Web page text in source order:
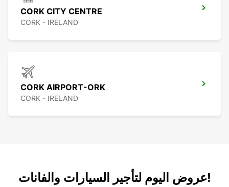
CORK CITY CENTRE
CORK - IRELAND
CORK AIRPORT-ORK
CORK - IRELAND
عروض اليوم لتأجير السيارات والفانات!